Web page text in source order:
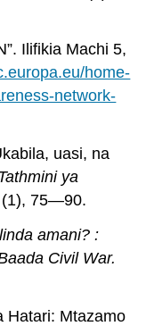
Ilifikia Machi 5,
home-
network-
uasi, na
ya
75—90.
amani? :
Civil War.
Hatari: Mtazamo